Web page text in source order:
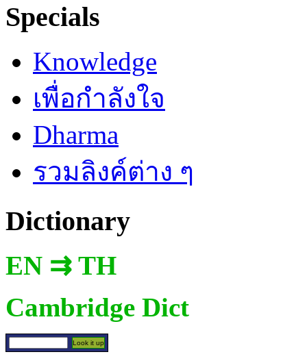
Specials
Knowledge
เพื่อกำลังใจ
Dharma
รวมลิงค์ต่าง ๆ
Dictionary
EN ⇉ TH
Cambridge Dict